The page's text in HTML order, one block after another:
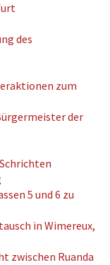
des
zum
der
5 und 6 zu
in Wimereux,
zwischen Ruanda